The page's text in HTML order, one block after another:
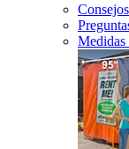
Medidas